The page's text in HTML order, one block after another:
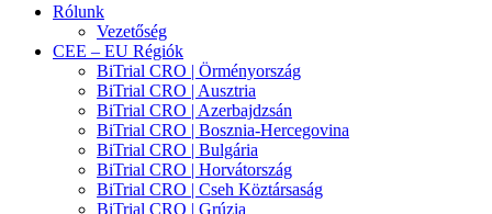
Rólunk
Vezetőség
CEE – EU Régiók
BiTrial CRO | Örményország
BiTrial CRO | Ausztria
BiTrial CRO | Azerbajdzsán
BiTrial CRO | Bosznia-Hercegovina
BiTrial CRO | Bulgária
BiTrial CRO | Horvátország
BiTrial CRO | Cseh Köztársaság
BiTrial CRO | Grúzia